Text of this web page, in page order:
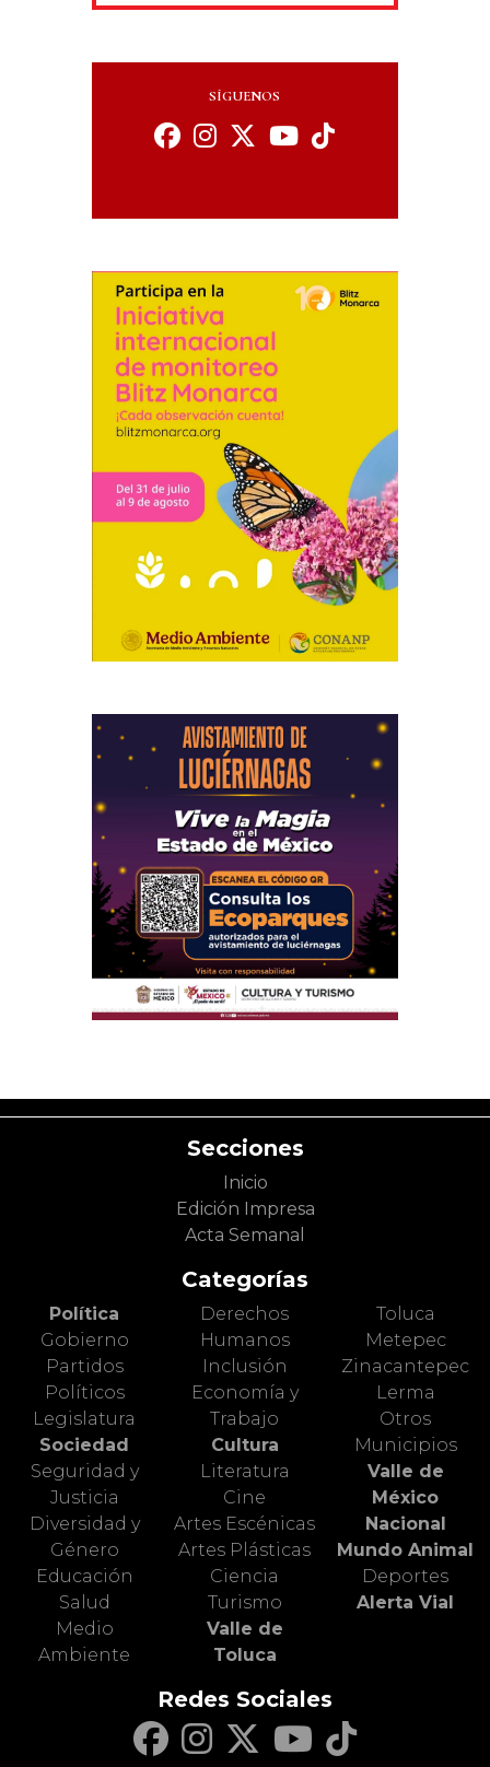
SÍGUENOS
Secciones
Inicio
Edición Impresa
Acta Semanal
Categorías
Política
Gobierno
Partidos
Políticos
Legislatura
Sociedad
Seguridad y
Justicia
Diversidad y
Género
Educación
Salud
Medio
Ambiente
Derechos
Humanos
Inclusión
Economía y
Trabajo
Cultura
Literatura
Cine
Artes Escénicas
Artes Plásticas
Ciencia
Turismo
Valle de
Toluca
Toluca
Metepec
Zinacantepec
Lerma
Otros
Municipios
Valle de
México
Nacional
Mundo Animal
Deportes
Alerta Vial
Redes Sociales